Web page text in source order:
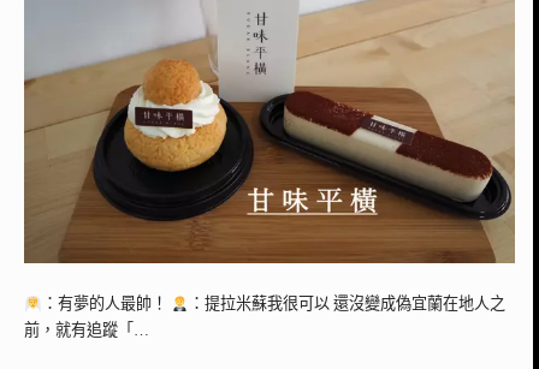
：有夢的人最帥！
：提拉米蘇我很可以 還沒變成偽宜蘭在地人之
前，就有追蹤「…